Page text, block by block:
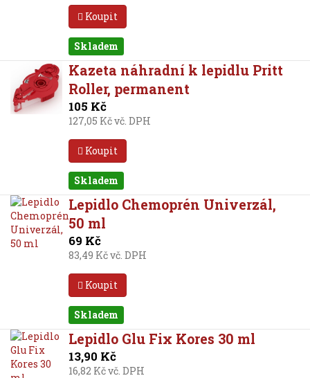
Koupit
Skladem
Kazeta náhradní k lepidlu Pritt
Roller, permanent
105 Kč
127,05 Kč vč. DPH
Koupit
Skladem
Lepidlo Chemoprén Univerzál,
50 ml
69 Kč
83,49 Kč vč. DPH
Koupit
Skladem
Lepidlo Glu Fix Kores 30 ml
13,90 Kč
16,82 Kč vč. DPH